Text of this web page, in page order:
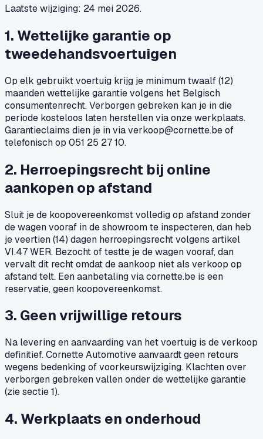
Laatste wijziging: 24 mei 2026.
1. Wettelijke garantie op
tweedehandsvoertuigen
Op elk gebruikt voertuig krijg je minimum twaalf (12)
maanden wettelijke garantie volgens het Belgisch
consumentenrecht. Verborgen gebreken kan je in die
periode kosteloos laten herstellen via onze werkplaats.
Garantieclaims dien je in viaverkoop@cornette.beof
telefonisch op 051 25 27 10.
2. Herroepingsrecht bij online
aankopen op afstand
Sluit je de koopovereenkomst volledig op afstand zonder
de wagen vooraf in de showroom te inspecteren, dan heb
je veertien (14) dagen herroepingsrecht volgens artikel
VI.47 WER. Bezocht of testte je de wagen vooraf, dan
vervalt dit recht omdat de aankoop niet als verkoop op
afstand telt. Een aanbetaling via cornette.be is een
reservatie, geen koopovereenkomst.
3. Geen vrijwillige retours
Na levering en aanvaarding van het voertuig is de verkoop
definitief. Cornette Automotive aanvaardt geen retours
wegens bedenking of voorkeurswijziging. Klachten over
verborgen gebreken vallen onder de wettelijke garantie
(zie sectie 1).
4. Werkplaats en onderhoud